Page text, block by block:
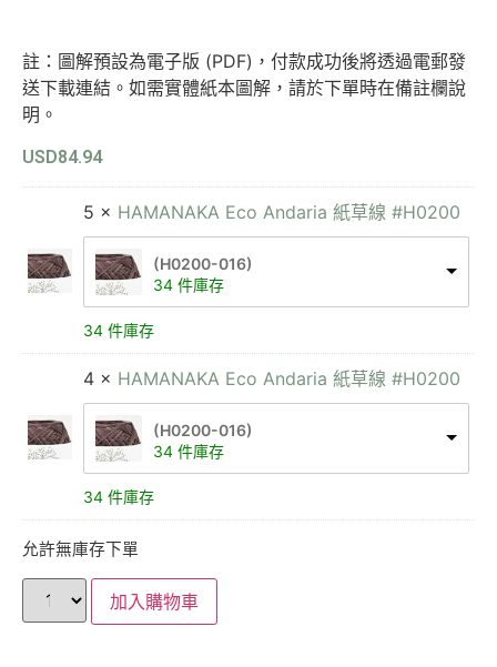
註：圖解預設為電子版 (PDF)，付款成功後將透過電郵發
送下載連結。如需實體紙本圖解，請於下單時在備註欄說
明。
USD84.94
5 × HAMANAKA Eco Andaria 紙草線 #H0200
(H0200-016)
34 件庫存
34 件庫存
4 × HAMANAKA Eco Andaria 紙草線 #H0200
(H0200-016)
34 件庫存
34 件庫存
允許無庫存下單
加入購物車